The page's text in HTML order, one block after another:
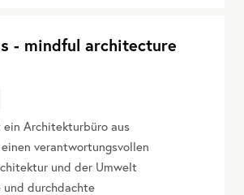
- mindful architecture
Architekturbüro aus
verantwortungsvollen
und der Umwelt
durchdachte